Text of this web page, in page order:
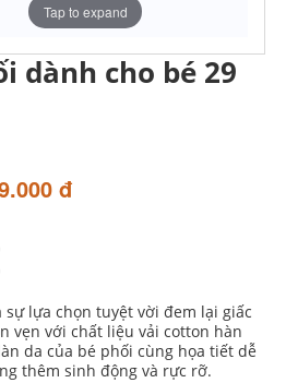
Tap to expand
dành cho bé 29
đ
sự lựa chọn tuyệt vời đem lại giấc
vẹn với chất liệu vải cotton hàn
da của bé phối cùng họa tiết dễ
thêm sinh động và rực rỡ.